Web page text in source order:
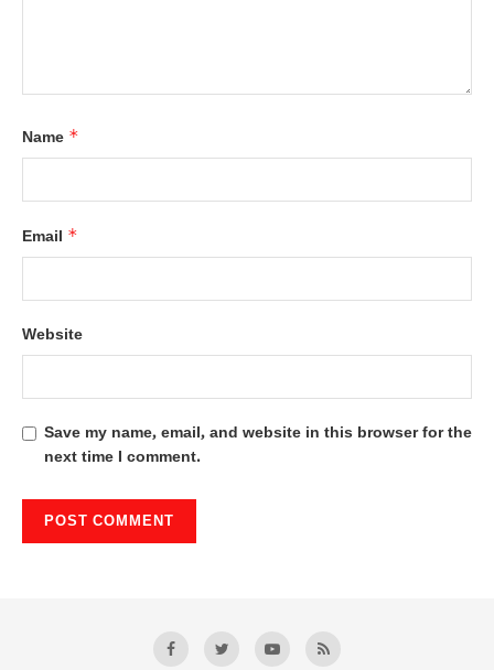
Name *
Email *
Website
Save my name, email, and website in this browser for the
next time I comment.